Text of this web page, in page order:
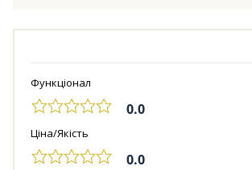
Функціонал
0.0
Ціна/Якість
0.0